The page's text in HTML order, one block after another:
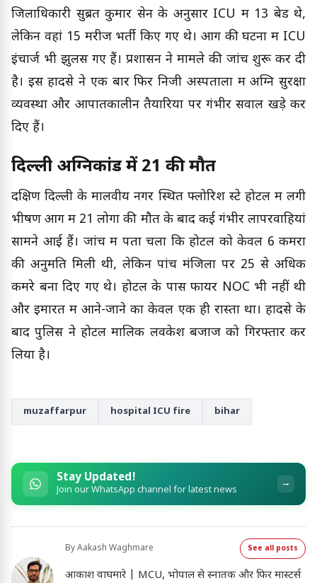
जिलाधिकारी सुब्रत कुमार सेन के अनुसार ICU में 13 बेड थे,
लेकिन वहां 15 मरीज भर्ती किए गए थे। आग की घटना में ICU
इंचार्ज भी झुलस गए हैं। प्रशासन ने मामले की जांच शुरू कर दी
है। इस हादसे ने एक बार फिर निजी अस्पतालों में अग्नि सुरक्षा
व्यवस्था और आपातकालीन तैयारियों पर गंभीर सवाल खड़े कर
दिए हैं।
दिल्ली अग्निकांड में 21 की मौत
दक्षिण दिल्ली के मालवीय नगर स्थित फ्लोरिश स्टे होटल में लगी
भीषण आग में 21 लोगों की मौत के बाद कई गंभीर लापरवाहियां
सामने आई हैं। जांच में पता चला कि होटल को केवल 6 कमरों
की अनुमति मिली थी, लेकिन पांच मंजिलों पर 25 से अधिक
कमरे बना दिए गए थे। होटल के पास फायर NOC भी नहीं थी
और इमारत में आने-जाने का केवल एक ही रास्ता था। हादसे के
बाद पुलिस ने होटल मालिक लवकेश बजाज को गिरफ्तार कर
लिया है।
muzaffarpur hospital ICU fire bihar
Stay Updated!
Join our WhatsApp channel for latest news →
ByAakash Waghmare See all posts
आकाश वाघमारे | MCU, भोपाल से स्नातक और फिर मास्टर्स